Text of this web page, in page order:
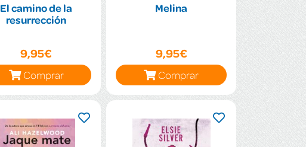
El camino de la
resurrección
9,95€
Comprar
Melina
9,95€
Comprar